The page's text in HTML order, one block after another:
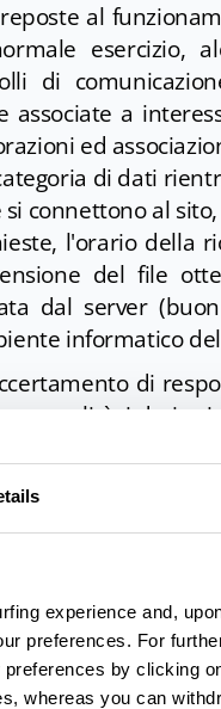
experience and,
preferences. For
by clicking
whereas you can
al
esercizio,
di
associate a
ed
di dati
connettono al
l'orario della
del file
dal server
informatico
di
i dati sui
agli indirizzi di
contatto del